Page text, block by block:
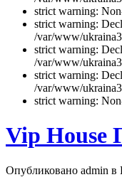
strict warning:
strict warning:
/var/www/
strict warning:
/var/www/
strict warning:
/var/www/
strict warning:
Vip House
Опубликовано admin в